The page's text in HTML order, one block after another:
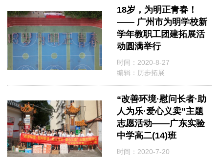
18岁，为明正青春！
—— 广州市为明学校新
学年教职工团建拓展活
动圆满举行
时间：2020-8-27
编辑：历步拓展
“改善环境·慰问长者·助
人为乐·爱心义卖”主题
志愿活动——广东实验
中学高二(14)班
时间：2020-7-20